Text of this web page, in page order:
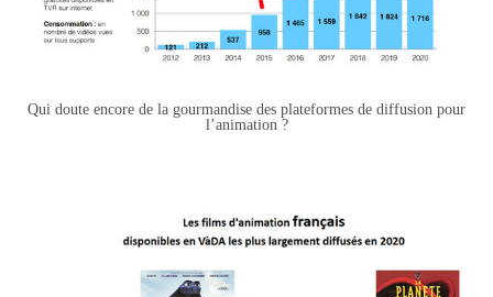
Qui doute encore de la gourmandise des plateformes de diffusion pour
l’animation ?